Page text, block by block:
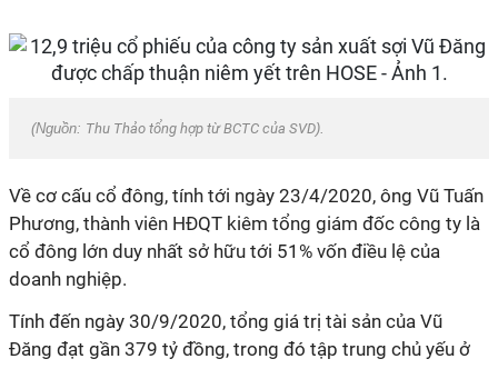
(Nguồn: Thu Thảo tổng hợp từ BCTC của SVD).
Về cơ cấu cổ đông, tính tới ngày 23/4/2020, ông Vũ Tuấn
Phương, thành viên HĐQT kiêm tổng giám đốc công ty là
cổ đông lớn duy nhất sở hữu tới 51% vốn điều lệ của
doanh nghiệp.
Tính đến ngày 30/9/2020, tổng giá trị tài sản của Vũ
Đăng đạt gần 379 tỷ đồng, trong đó tập trung chủ yếu ở